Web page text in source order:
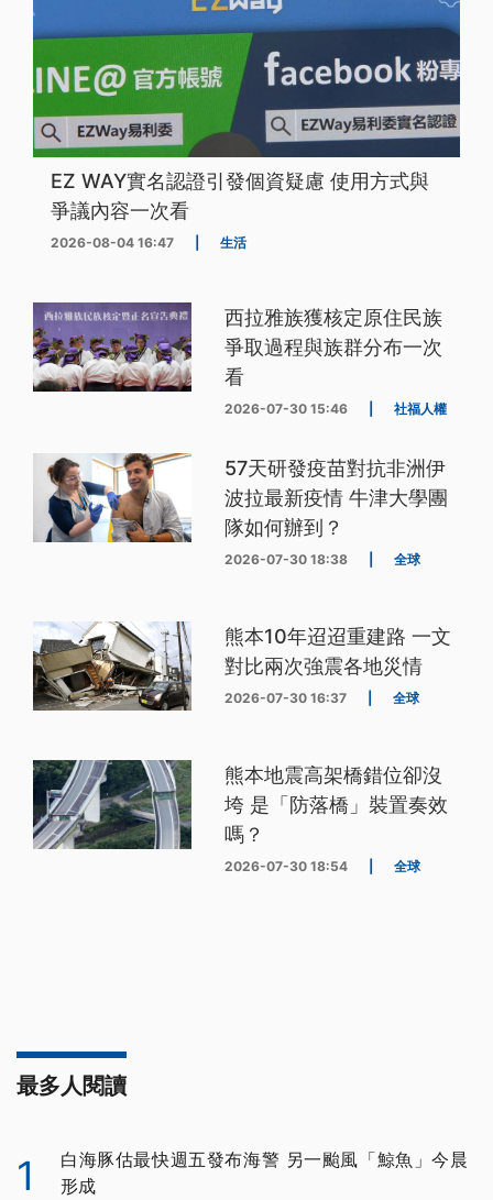
EZ WAY實名認證引發個資疑慮 使用方式與
爭議內容一次看
2026-08-04 16:47 生活
西拉雅族獲核定原住民族
爭取過程與族群分布一次
看
2026-07-30 15:46 社福人權
57天研發疫苗對抗非洲伊
波拉最新疫情 牛津大學團
隊如何辦到？
2026-07-30 18:38 全球
熊本10年迢迢重建路 一文
對比兩次強震各地災情
2026-07-30 16:37 全球
熊本地震高架橋錯位卻沒
垮 是「防落橋」裝置奏效
嗎？
2026-07-30 18:54 全球
最多人閱讀
1
白海豚估最快週五發布海警 另一颱風「鯨魚」今晨
形成